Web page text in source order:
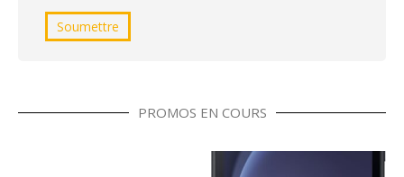
PROMOS EN COURS